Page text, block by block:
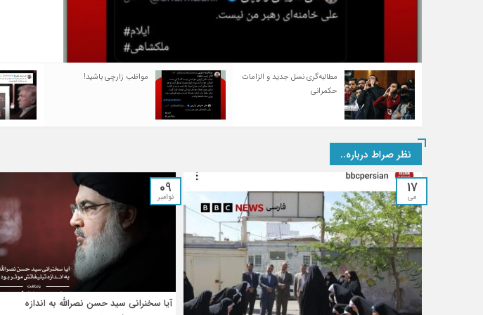
مطالبه‌گری نسل جدید و الزامات
مواظب زارچی باشید!
سیاست آمریکایی، بی هویتی
نظر صراط درباره..
17
می 09
نوامبر
‏آیا سخنرانی سید حسن نصرالله به اندازه